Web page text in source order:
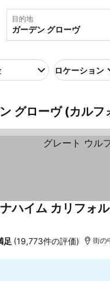
目的地
ロケーション
グローヴ (カル
ハイム カリフォ
足 (19,773件の評価) 街の